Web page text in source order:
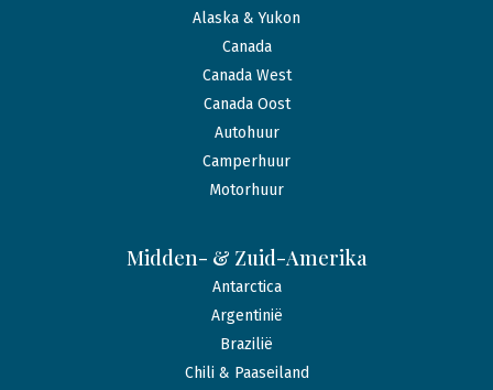
Alaska & Yukon
Canada
Canada West
Canada Oost
Autohuur
Camperhuur
Motorhuur
Midden- & Zuid-Amerika
Antarctica
Argentinië
Brazilië
Chili & Paaseiland